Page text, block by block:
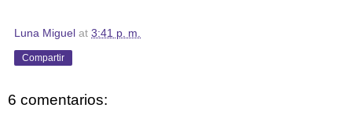
Luna Miguel at 3:41 p. m.
Compartir
6 comentarios: